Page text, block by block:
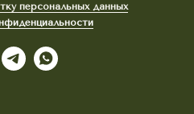
персональных данных